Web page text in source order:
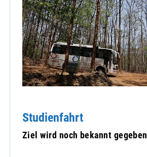
Studienfahrt
Ziel wird noch bekannt gegeben